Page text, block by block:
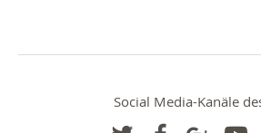
Social Media-Kanäle